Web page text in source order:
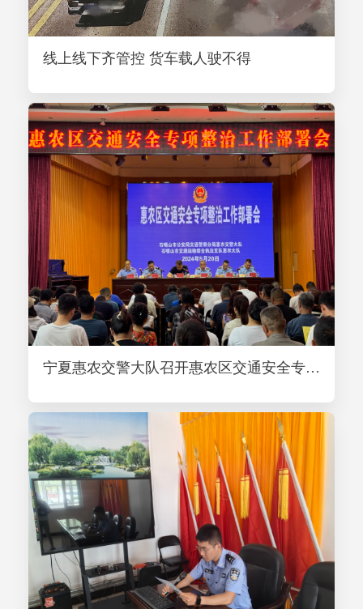
线上线下齐管控 货车载人驶不得
宁夏惠农交警大队召开惠农区交通安全专项整治工作部署会